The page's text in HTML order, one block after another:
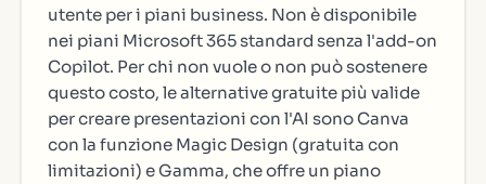
utente per i piani business. Non è disponibile
nei piani Microsoft 365 standard senza l'add-on
Copilot. Per chi non vuole o non può sostenere
questo costo, le alternative gratuite più valide
per creare presentazioni con l'AI sono Canva
con la funzione Magic Design (gratuita con
limitazioni) e Gamma, che offre un piano